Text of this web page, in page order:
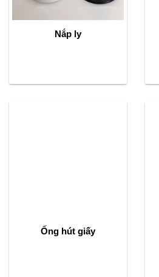
Nắp ly
Ống hút giấy